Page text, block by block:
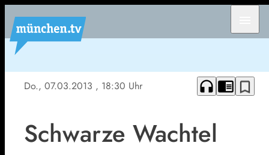
Do., 07.03.2013 , 18:30 Uhr headphones chrome_reader_mode bookmark_border
Schwarze Wachtel